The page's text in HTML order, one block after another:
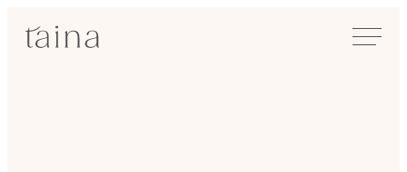
suoraan
SisustusTaina